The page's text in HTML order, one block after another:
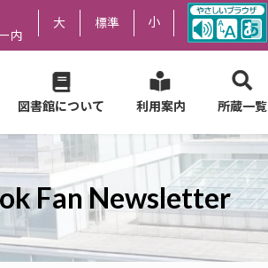
内
大 標準 小
図書館について 利用案内 所蔵一覧
Fan Newsletter